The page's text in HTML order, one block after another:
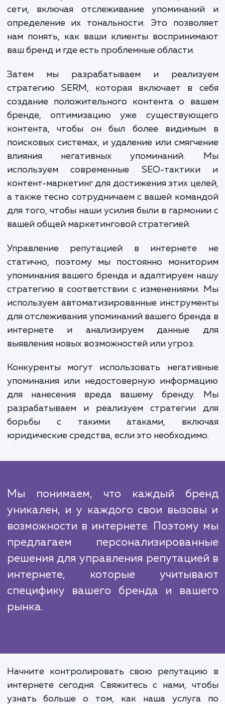
Наши специалисты в области
репутацией в интернете (SERM)
проверенные методы и инструменты
защиты и улучшения имиджа вашего
цифровом пространстве. Мы
анализа текущего положения ваших
сети, включая отслеживание
определение их тональности. Это
нам понять, как ваши клиенты
ваш бренд и где есть проблемные области.
Затем мы разрабатываем и
стратегию SERM, которая включает в
бренде, оптимизацию уже
контента, чтобы он был более
поисковых системах, и удаление или
влияния негативных
используем современные SEO-
контент-маркетинг для достижения этих
а также тесно сотрудничаем с вашей
вашей общей маркетинговой стратегией.
Управление репутацией в
статично, поэтому мы постоянно
упоминания вашего бренда и адаптируем
используем автоматизированные
интернете и анализируем данные
Конкуренты могут использовать
упоминания или недостоверную
для нанесения вреда вашему
разрабатываем и реализуем стратегии
борьбы с такими атаками,
юридические средства, если это
Мы понимаем, что каждый
уникален, и у каждого свои